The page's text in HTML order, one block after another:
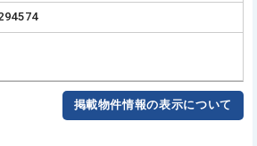
掲載物件情報の表示について